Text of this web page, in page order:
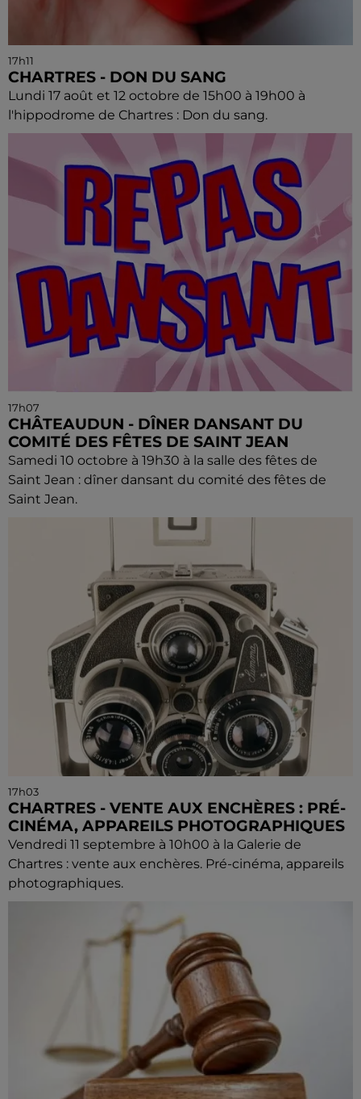
17h11
CHARTRES - DON DU SANG
Lundi 17 août et 12 octobre de 15h00 à 19h00 à
l'hippodrome de Chartres : Don du sang.
17h07
CHÂTEAUDUN - DÎNER DANSANT DU
COMITÉ DES FÊTES DE SAINT JEAN
Samedi 10 octobre à 19h30 à la salle des fêtes de
Saint Jean : dîner dansant du comité des fêtes de
Saint Jean.
17h03
CHARTRES - VENTE AUX ENCHÈRES : PRÉ-
CINÉMA, APPAREILS PHOTOGRAPHIQUES
Vendredi 11 septembre à 10h00 à la Galerie de
Chartres : vente aux enchères. Pré-cinéma, appareils
photographiques.